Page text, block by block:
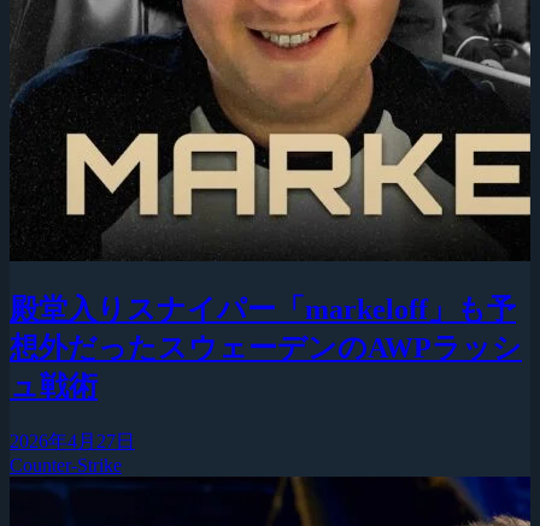
殿堂入りスナイパー「markeloff」も予
想外だったスウェーデンのAWPラッシ
ュ戦術
2026年4月27日
Counter-Strike